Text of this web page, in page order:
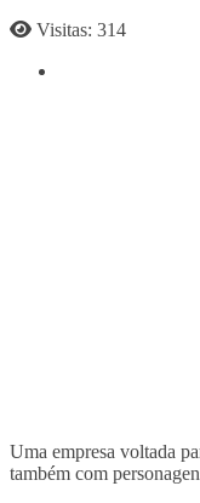
Visitas: 314
Uma empresa voltada
também com